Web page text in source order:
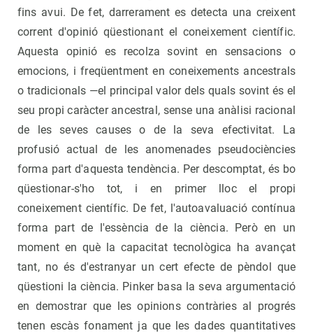
fins avui. De fet, darrerament es detecta una creixent
corrent d'opinió qüestionant el coneixement científic.
Aquesta opinió es recolza sovint en sensacions o
emocions, i freqüentment en coneixements ancestrals
o tradicionals —el principal valor dels quals sovint és el
seu propi caràcter ancestral, sense una anàlisi racional
de les seves causes o de la seva efectivitat. La
profusió actual de les anomenades pseudociències
forma part d'aquesta tendència. Per descomptat, és bo
qüestionar-s'ho tot, i en primer lloc el propi
coneixement científic. De fet, l'autoavaluació contínua
forma part de l'essència de la ciència. Però en un
moment en què la capacitat tecnològica ha avançat
tant, no és d'estranyar un cert efecte de pèndol que
qüestioni la ciència. Pinker basa la seva argumentació
en demostrar que les opinions contràries al progrés
tenen escàs fonament ja que les dades quantitatives